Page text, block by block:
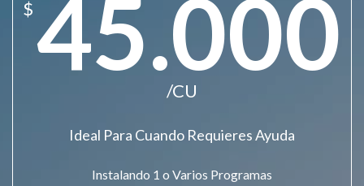
$45.000
/CU
Ideal Para Cuando Requieres Ayuda
Instalando 1 o Varios Programas